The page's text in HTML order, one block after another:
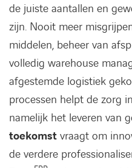
de juiste aantallen en
zijn. Nooit meer
middelen, beheer van
volledig warehouse
afgestemde logistiek
processen helpt de zorg
namelijk het leveren van
toekomst vraagt om
de verdere